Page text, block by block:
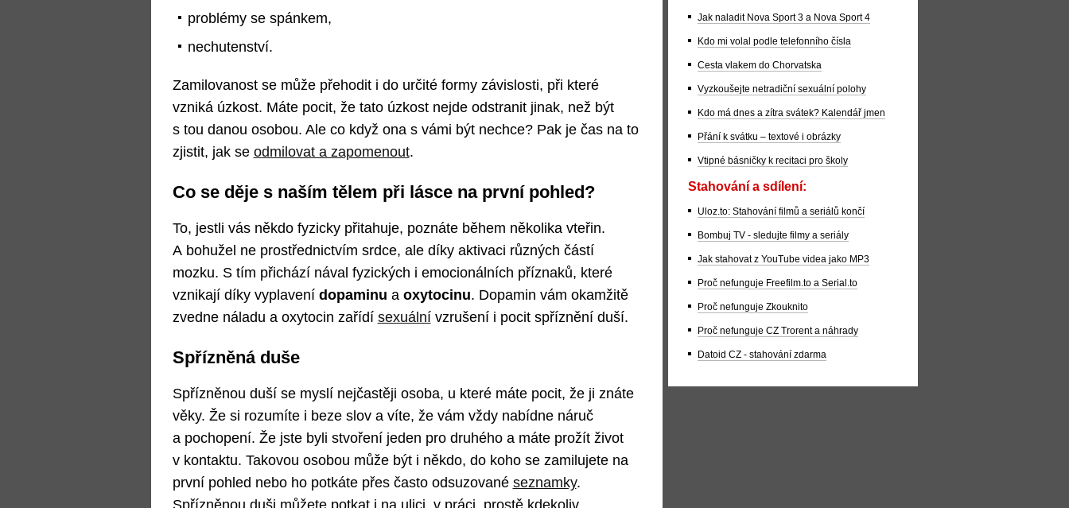
problémy se spánkem,
nechutenství.
Zamilovanost se může přehodit i do určité formy závislosti, při které
vzniká úzkost. Máte pocit, že tato úzkost nejde odstranit jinak, než být
s tou danou osobou. Ale co když ona s vámi být nechce? Pak je čas na to
zjistit, jak se odmilovat a zapomenout.
Co se děje s naším tělem při lásce na první pohled?
To, jestli vás někdo fyzicky přitahuje, poznáte během několika vteřin.
A bohužel ne prostřednictvím srdce, ale díky aktivaci různých částí
mozku. S tím přichází nával fyzických i emocionálních příznaků, které
vznikají díky vyplavení dopaminu a oxytocinu. Dopamin vám okamžitě
zvedne náladu a oxytocin zařídí sexuální vzrušení i pocit spříznění duší.
Spřízněná duše
Spřízněnou duší se myslí nejčastěji osoba, u které máte pocit, že ji znáte
věky. Že si rozumíte i beze slov a víte, že vám vždy nabídne náruč
a pochopení. Že jste byli stvoření jeden pro druhého a máte prožít život
v kontaktu. Takovou osobou může být i někdo, do koho se zamilujete na
první pohled nebo ho potkáte přes často odsuzované seznamky.
Jak naladit Nova Sport 3 a Nova Sport 4
Kdo mi volal podle telefonního čísla
Cesta vlakem do Chorvatska
Vyzkoušejte netradiční sexuální polohy
Kdo má dnes a zítra svátek? Kalendář jmen
Přání k svátku – textové i obrázky
Vtipné básničky k recitaci pro školy
Stahování a sdílení:
Uloz.to: Stahování filmů a seriálů končí
Bombuj TV - sledujte filmy a seriály
Jak stahovat z YouTube videa jako MP3
Proč nefunguje Freefilm.to a Serial.to
Proč nefunguje Zkouknito
Proč nefunguje CZ Trorent a náhrady
Datoid CZ - stahování zdarma